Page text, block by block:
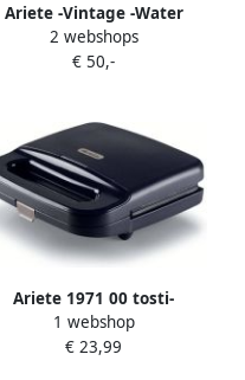
Ariete -Vintage -Water
Kettle Cone -Blue-
Waterkoker-Blauw-Retro
2 webshops
€ 50,-
Ariete 1971 00 tosti-
apparaat sandwichmaker
750 Watt Antiaanbaklaag
1 webshop
€ 23,99